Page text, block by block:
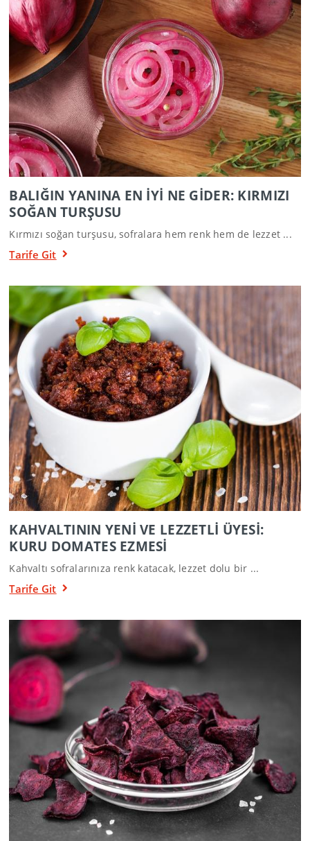
BALIĞIN YANINA EN İYİ NE GİDER: KIRMIZI
SOĞAN TURŞUSU
Kırmızı soğan turşusu, sofralara hem renk hem de lezzet ...
Tarife Git
KAHVALTININ YENİ VE LEZZETLİ ÜYESİ:
KURU DOMATES EZMESİ
Kahvaltı sofralarınıza renk katacak, lezzet dolu bir ...
Tarife Git